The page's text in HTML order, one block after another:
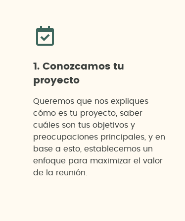
1. Conozcamos tu
proyecto
Queremos que nos expliques
cómo es tu proyecto, saber
cuáles son tus objetivos y
preocupaciones principales, y en
base a esto, establecemos un
enfoque para maximizar el valor
de la reunión.